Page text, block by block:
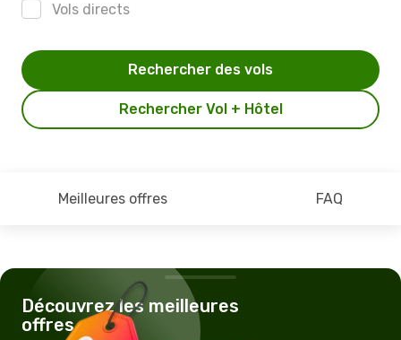
Vols directs
Rechercher Vol + Hôtel
Rechercher des vols
Meilleures offres FAQ
Découvrez les meilleures
offres